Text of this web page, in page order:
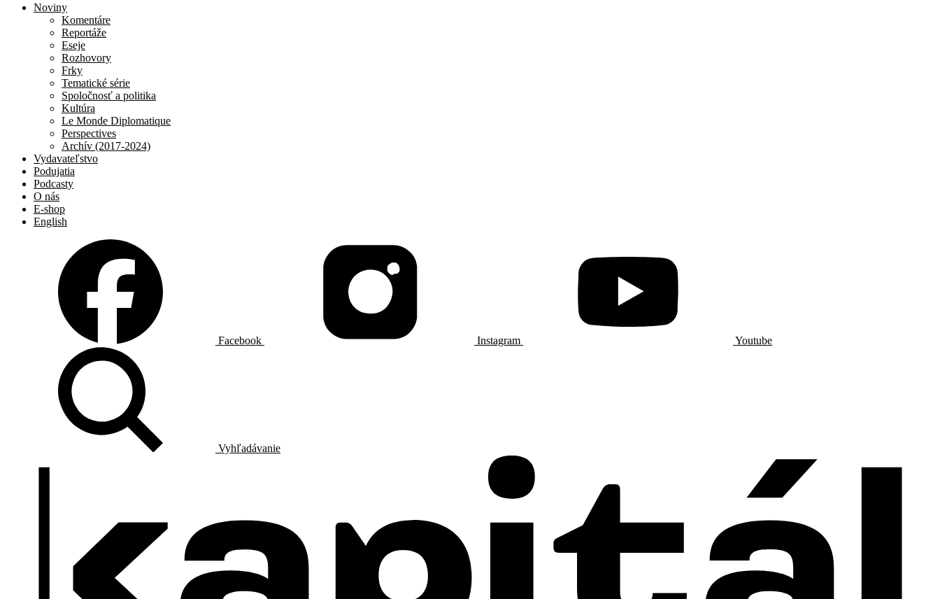
Noviny
Komentáre
Reportáže
Eseje
Rozhovory
Frky
Tematické série
Spoločnosť a politika
Kultúra
Le Monde Diplomatique
Perspectives
Archív (2017-2024)
Vydavateľstvo
Podujatia
Podcasty
O nás
E-shop
English
Facebook Instagram Youtube
Vyhľadávanie